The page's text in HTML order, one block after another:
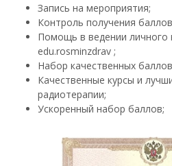
Запись на мероприятия;
Контроль получения
Помощь в ведении личного
edu.rosminzdrav ;
Набор качественных
Качественные курсы и
радиотерапии;
Ускоренный набор баллов;